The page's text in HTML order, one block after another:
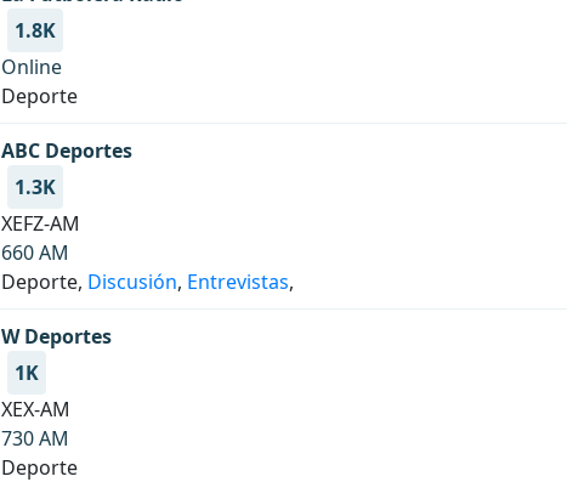
1.8K
Online
Deporte
ABC Deportes
1.3K
XEFZ-AM
660 AM
Deporte, Discusión, Entrevistas,
W Deportes
1K
XEX-AM
730 AM
Deporte